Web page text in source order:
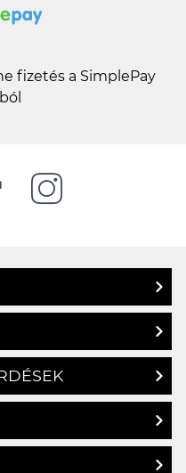
fizetés a SimplePay